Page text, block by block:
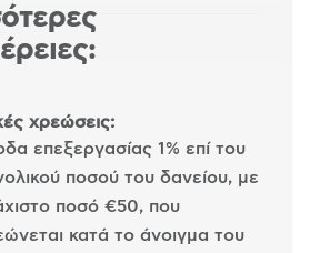
χρεώσεις:
επεξεργασίας 1% επί του
ποσού του δανείου, με
ποσό €50, που
κατά το άνοιγμα του